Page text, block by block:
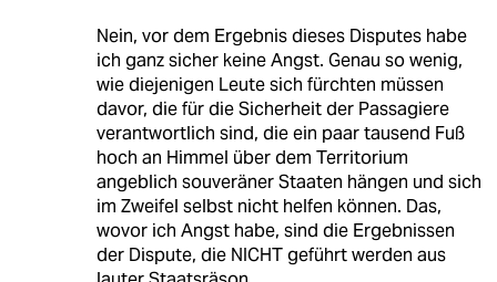
Nein, vor dem Ergebnis dieses Disputes habe
ich ganz sicher keine Angst. Genau so wenig,
wie diejenigen Leute sich fürchten müssen
davor, die für die Sicherheit der Passagiere
verantwortlich sind, die ein paar tausend Fuß
hoch an Himmel über dem Territorium
angeblich souveräner Staaten hängen und sich
im Zweifel selbst nicht helfen können. Das,
wovor ich Angst habe, sind die Ergebnissen
der Dispute, die NICHT geführt werden aus